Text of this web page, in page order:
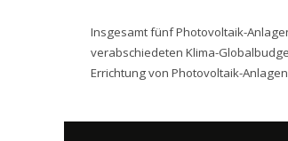
Insgesamt fünf Photovoltaik-
verabschiedeten Klima-
Errichtung von Photovoltaik-